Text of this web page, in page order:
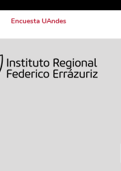
Encuesta UAndes